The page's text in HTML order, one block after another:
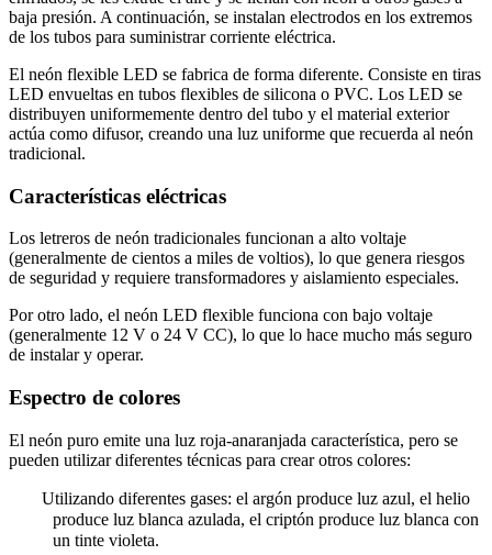
baja presión. A continuación, se instalan electrodos en los extremos
de los tubos para suministrar corriente eléctrica.
El neón flexible LED se fabrica de forma diferente. Consiste en tiras
LED envueltas en tubos flexibles de silicona o PVC. Los LED se
distribuyen uniformemente dentro del tubo y el material exterior
actúa como difusor, creando una luz uniforme que recuerda al neón
tradicional.
Características eléctricas
Los letreros de neón tradicionales funcionan a alto voltaje
(generalmente de cientos a miles de voltios), lo que genera riesgos
de seguridad y requiere transformadores y aislamiento especiales.
Por otro lado, el neón LED flexible funciona con bajo voltaje
(generalmente 12 V o 24 V CC), lo que lo hace mucho más seguro
de instalar y operar.
Espectro de colores
El neón puro emite una luz roja-anaranjada característica, pero se
pueden utilizar diferentes técnicas para crear otros colores:
Utilizando diferentes gases: el argón produce luz azul, el helio
produce luz blanca azulada, el criptón produce luz blanca con
un tinte violeta.